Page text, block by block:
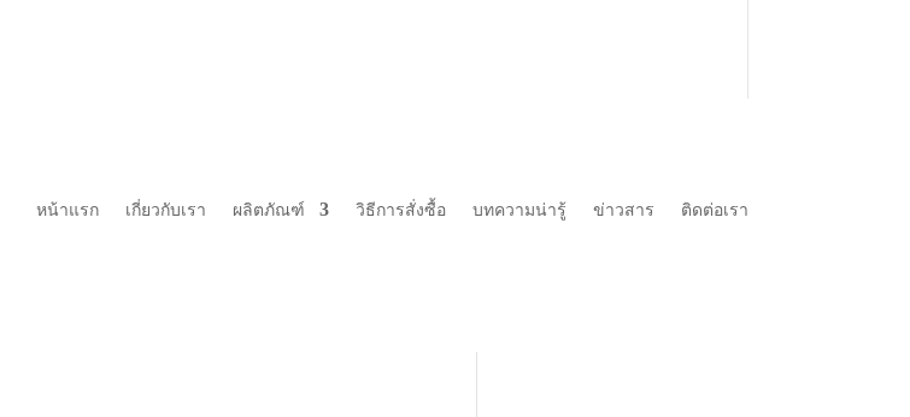
หน้าแรก เกี่ยวกับเรา ผลิตภัณฑ์ วิธีการสั่งซื้อ บทความน่ารู้ ข่าวสาร ติดต่อเรา